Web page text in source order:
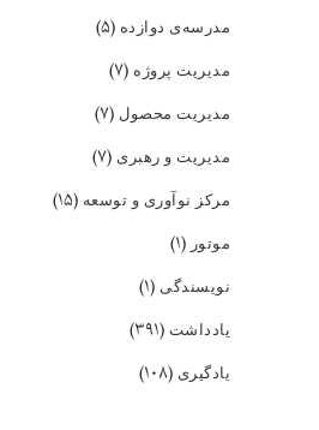
مدرسه‌ی دوازده (۵)
مدیریت پروژه (۷)
مدیریت محصول (۷)
مدیریت و رهبری (۷)
مرکز نوآوری و توسعه (۱۵)
موتور (۱)
نویسندگی (۱)
یادداشت (۳۹۱)
یادگیری (۱۰۸)